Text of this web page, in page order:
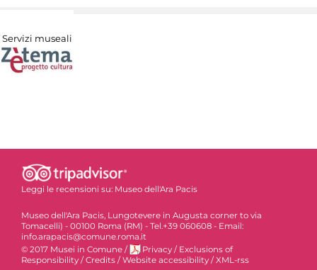
Servizi museali
Leggi le recensioni su: Museo dell'Ara Pacis
Museo dell'Ara Pacis, Lungotevere in Augusta corner to via
Tomacelli) - 00100 Roma (RM) - Tel.+39 060608 - Email:
info.arapacis@comune.roma.it
© 2017 Musei in Comune / Privacy / Exclusions of
Responsibility /Credits /Website accessibility /XML-rss